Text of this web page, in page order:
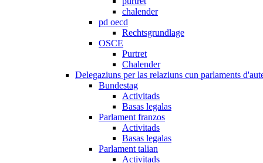
chalender
pd oecd
Rechtsgrundlage
OSCE
Purtret
Chalender
Delegaziuns per las relaziuns cun parlaments
Bundestag
Activitads
Basas legalas
Parlament franzos
Activitads
Basas legalas
Parlament talian
Activitads